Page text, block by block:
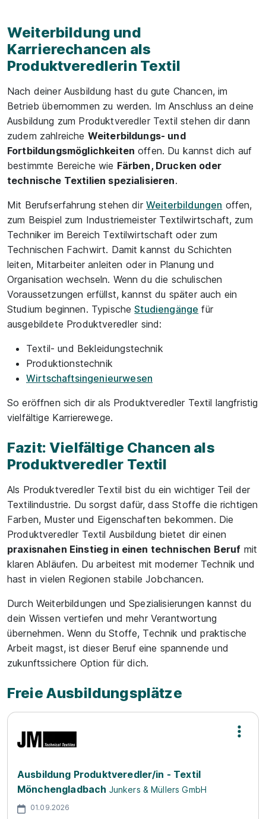
Weiterbildung und
Karrierechancen als
Produktveredlerin Textil
Nach deiner Ausbildung hast du gute Chancen, im
Betrieb übernommen zu werden. Im Anschluss an deine
Ausbildung zum Produktveredler Textil stehen dir dann
zudem zahlreiche Weiterbildungs- und
Fortbildungsmöglichkeiten offen. Du kannst dich auf
bestimmte Bereiche wie Färben, Drucken oder
technische Textilien spezialisieren.
Mit Berufserfahrung stehen dir Weiterbildungen offen,
zum Beispiel zum Industriemeister Textilwirtschaft, zum
Techniker im Bereich Textilwirtschaft oder zum
Technischen Fachwirt. Damit kannst du Schichten
leiten, Mitarbeiter anleiten oder in Planung und
Organisation wechseln. Wenn du die schulischen
Voraussetzungen erfüllst, kannst du später auch ein
Studium beginnen. TypischeStudiengänge für
ausgebildete Produktveredler sind:
Textil- und Bekleidungstechnik
Produktionstechnik
Wirtschaftsingenieurwesen
So eröffnen sich dir als Produktveredler Textil langfristig
vielfältige Karrierewege.
Fazit: Vielfältige Chancen als
Produktveredler Textil
Als Produktveredler Textil bist du ein wichtiger Teil der
Textilindustrie. Du sorgst dafür, dass Stoffe die richtigen
Farben, Muster und Eigenschaften bekommen. Die
Produktveredler Textil Ausbildung bietet dir einen
praxisnahen Einstieg in einen technischen Beruf mit
klaren Abläufen. Du arbeitest mit moderner Technik und
hast in vielen Regionen stabile Jobchancen.
Durch Weiterbildungen und Spezialisierungen kannst du
dein Wissen vertiefen und mehr Verantwortung
übernehmen. Wenn du Stoffe, Technik und praktische
Arbeit magst, ist dieser Beruf eine spannende und
zukunftssichere Option für dich.
Freie Ausbildungsplätze
Ausbildung Produktveredler/in - Textil
Mönchengladbach Junkers & Müllers GmbH
01.09.2026